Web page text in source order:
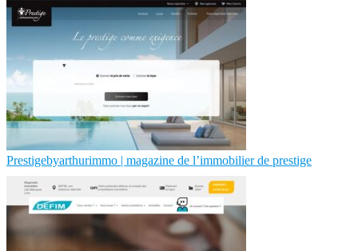
Prestigebyarthurimmo | magazine de l’immobilier de prestige